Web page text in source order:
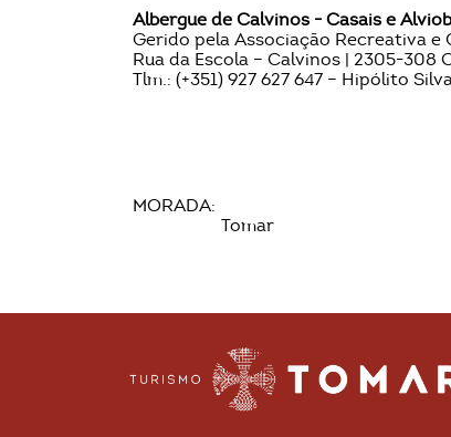
Albergue de Calvinos - Casais e
Gerido pela Associação Recreativa e
Rua da Escola – Calvinos | 2305-308
Tlm.: (+351) 927 627 647 – Hipólito
MORADA:
Tomar